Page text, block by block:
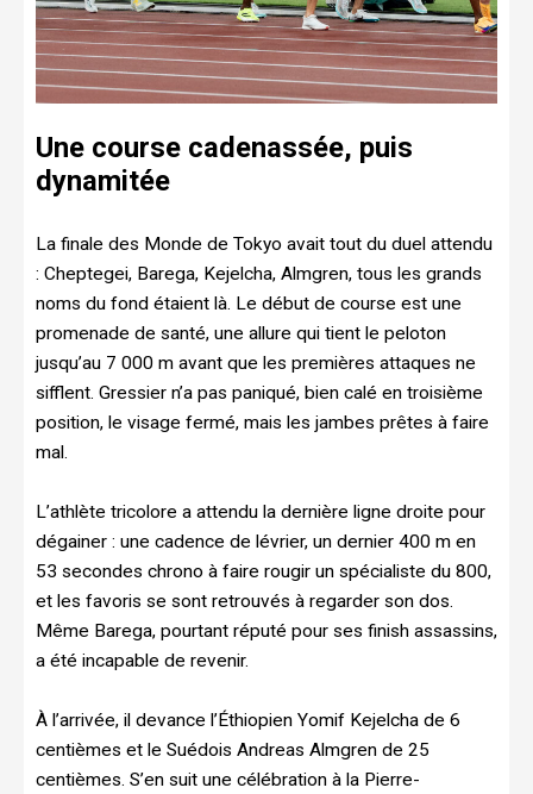
Une course cadenassée, puis
dynamitée
La finale des Monde de Tokyo avait tout du duel attendu
: Cheptegei, Barega, Kejelcha, Almgren, tous les grands
noms du fond étaient là. Le début de course est une
promenade de santé, une allure qui tient le peloton
jusqu’au 7 000 m avant que les premières attaques ne
sifflent. Gressier n’a pas paniqué, bien calé en troisième
position, le visage fermé, mais les jambes prêtes à faire
mal.
L’athlète tricolore a attendu la dernière ligne droite pour
dégainer : une cadence de lévrier, un dernier 400 m en
53 secondes chrono à faire rougir un spécialiste du 800,
et les favoris se sont retrouvés à regarder son dos.
Même Barega, pourtant réputé pour ses finish assassins,
a été incapable de revenir.
À l’arrivée, il devance l’Éthiopien Yomif Kejelcha de 6
centièmes et le Suédois Andreas Almgren de 25
centièmes. S’en suit une célébration à la Pierre-